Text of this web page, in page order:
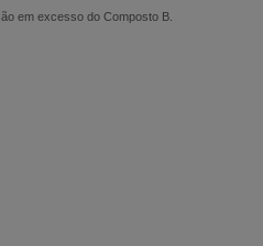
em excesso do Composto B.